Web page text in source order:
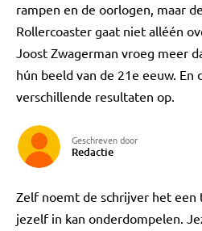
rampen en de oorlogen, maar
Rollercoaster gaat niet alléén
Joost Zwagerman vroeg meer
hún beeld van de 21e eeuw. En
verschillende resultaten op.
Geschreven door
Redactie
Zelf noemt de schrijver het
jezelf in kan onderdompelen.